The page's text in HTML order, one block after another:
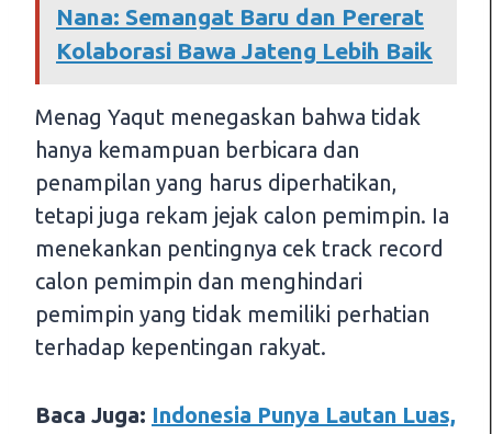
Nana: Semangat Baru dan Pererat
Kolaborasi Bawa Jateng Lebih Baik
Menag Yaqut menegaskan bahwa tidak
hanya kemampuan berbicara dan
penampilan yang harus diperhatikan,
tetapi juga rekam jejak calon pemimpin. Ia
menekankan pentingnya cek track record
calon pemimpin dan menghindari
pemimpin yang tidak memiliki perhatian
terhadap kepentingan rakyat.
Baca Juga: Indonesia Punya Lautan Luas,